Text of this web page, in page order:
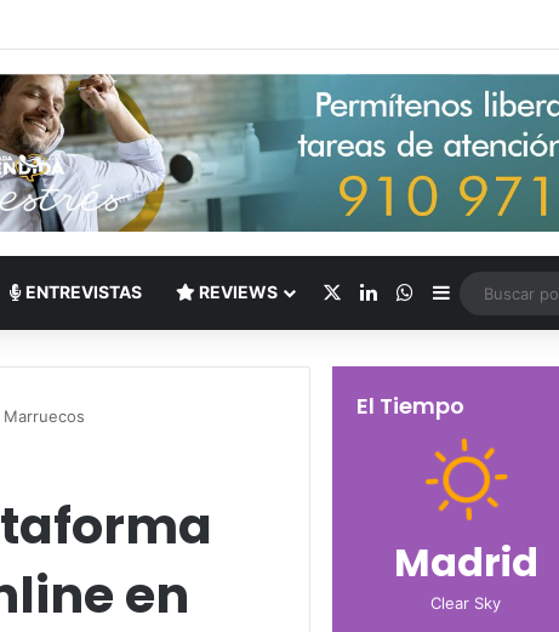
bilingüe en Centroamérica dispara los salarios de entrada un 15%
ENTREVISTAS REVIEWS LinkedInWhatsApp
Barra lateral
en
El Tiempo
Madrid
Clear Sky